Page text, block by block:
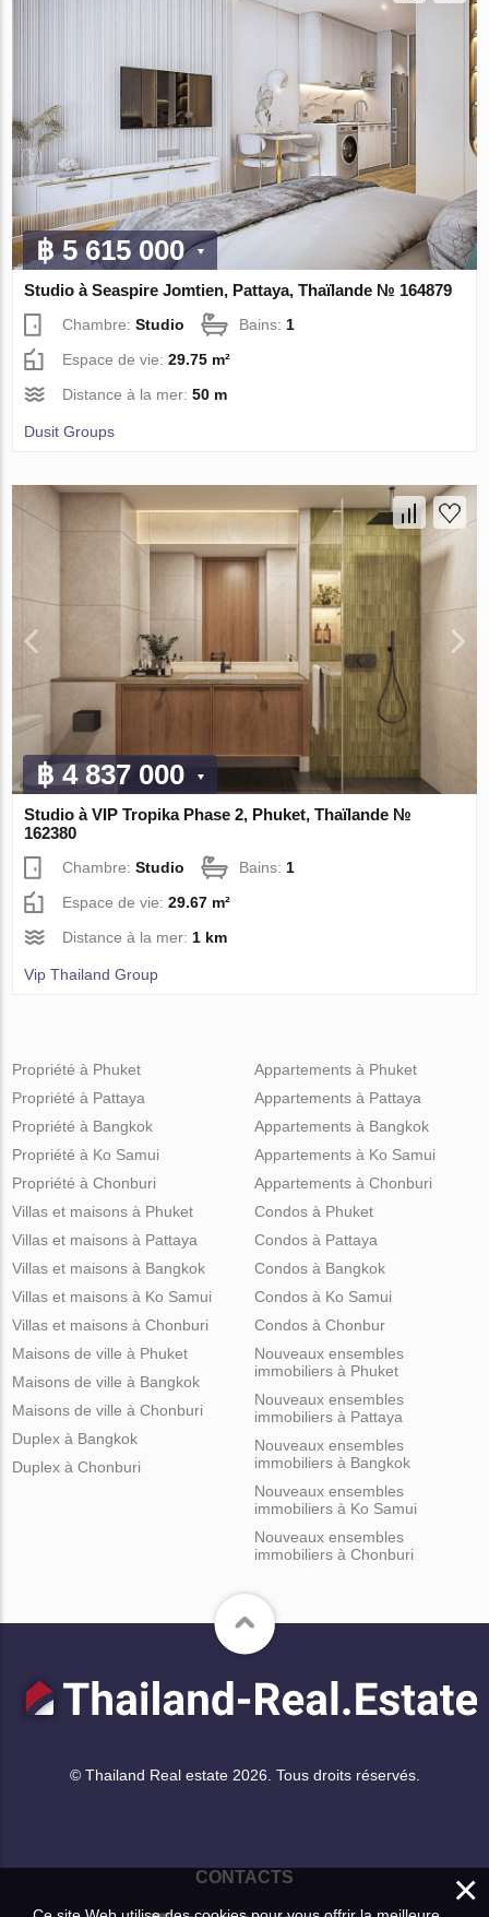
฿ 5 615 000
Studio à Seaspire Jomtien, Pattaya, Thaïlande № 164879
Chambre:Studio Bains: 1
Espace de vie:29.75 m²
Distance à la mer:50 m
Dusit Groups
฿ 4 837 000
Studio à VIP Tropika Phase 2, Phuket, Thaïlande №
162380
Chambre:Studio Bains:1
Espace de vie:29.67 m²
Distance à la mer:1 km
Vip Thailand Group
Propriété à Phuket
Propriété à Pattaya
Propriété à Bangkok
Propriété à Ko Samui
Propriété à Chonburi
Appartements à Phuket
Appartements à Pattaya
Appartements à Bangkok
Appartements à Ko Samui
Appartements à Chonburi
Villas et maisons à Phuket
Villas et maisons à Pattaya
Villas et maisons à Bangkok
Villas et maisons à Ko Samui
Villas et maisons à Chonburi
Condos à Phuket
Condos à Pattaya
Condos à Bangkok
Condos à Ko Samui
Condos à Chonbur
Maisons de ville à Phuket
Maisons de ville à Bangkok
Maisons de ville à Chonburi
Duplex à Bangkok
Duplex à Chonburi
Nouveaux ensembles
immobiliers à Phuket
Nouveaux ensembles
immobiliers à Pattaya
Nouveaux ensembles
immobiliers à Bangkok
Nouveaux ensembles
immobiliers à Ko Samui
Nouveaux ensembles
immobiliers à Chonburi
© Thailand Real estate 2026. Tous droits réservés.
CONTACTS ×